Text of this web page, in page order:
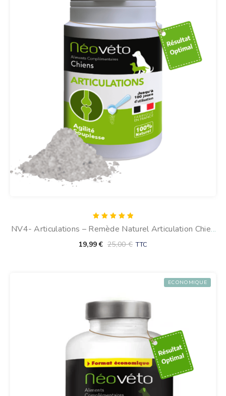
Note
5.00
NV4- Articulations – Remède Naturel Articulation Chien
(en Poudre)
19,99€ 25,00€ TTC
ECONOMIQUE